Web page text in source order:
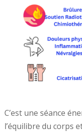
C’est une séance
l’équilibre du corps